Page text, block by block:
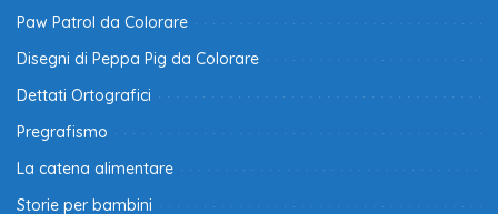
Paw Patrol da Colorare
Disegni di Peppa Pig da Colorare
Dettati Ortografici
Pregrafismo
La catena alimentare
Storie per bambini